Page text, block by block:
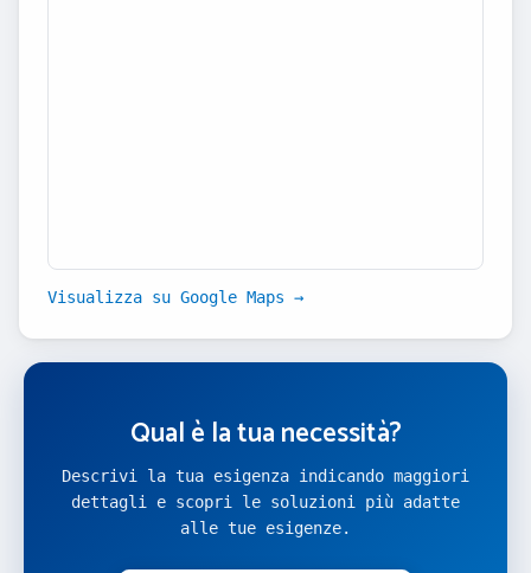
Visualizza su Google Maps →
Qual è la tua necessità?
Descrivi la tua esigenza indicando maggiori
dettagli e scopri le soluzioni più adatte
alle tue esigenze.